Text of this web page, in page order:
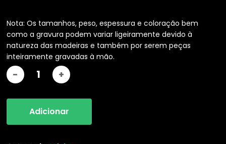
Nota: Os tamanhos, peso, espessura e coloração bem
como a gravura podem variar ligeiramente devido à
natureza das madeiras e também por serem peças
inteiramente gravadas à mão.
Adicionar
Elas são
necessárias
para que o
website
funcione.
Estatisticas
De modo a